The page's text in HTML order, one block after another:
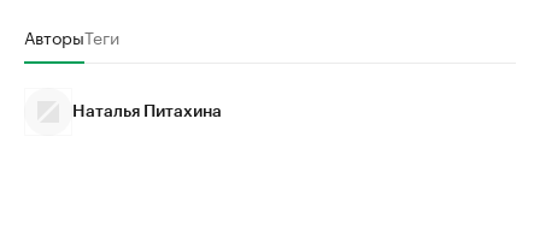
АвторыТеги
Наталья Питахина